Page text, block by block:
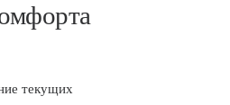
текущих